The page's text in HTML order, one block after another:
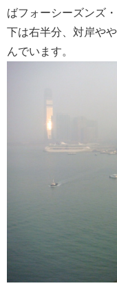
ばフォーシーズンズ
下は右半分、対岸や
んでいます。